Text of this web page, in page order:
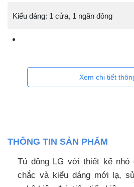
Kiểu dáng: 1 cửa, 1 ngăn đông
Xem chi tiết
THÔNG TIN SẢN PHẨM
Tủ đông LG với thiết kế nhỏ
chắc và kiểu dáng mới lạ,